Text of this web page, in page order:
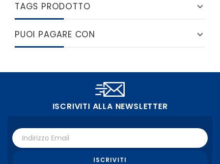
TAGS PRODOTTO
PUOI PAGARE CON
ISCRIVITI ALLA NEWSLETTER